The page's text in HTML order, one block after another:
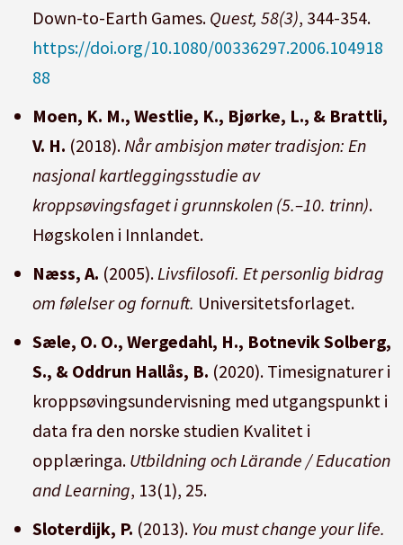
Down-to-Earth Games. Quest, 58(3), 344-354.
https://doi.org/10.1080/00336297.2006.104918
88
Moen, K. M., Westlie, K., Bjørke, L., & Brattli,
V. H. (2018). Når ambisjon møter tradisjon: En
nasjonal kartleggingsstudie av
kroppsøvingsfaget i grunnskolen (5.–10. trinn).
Høgskolen i Innlandet.
Næss, A. (2005). Livsfilosofi. Et personlig bidrag
om følelser og fornuft. Universitetsforlaget.
Sæle, O. O., Wergedahl, H., Botnevik Solberg,
S., & Oddrun Hallås, B. (2020). Timesignaturer i
kroppsøvingsundervisning med utgangspunkt i
data fra den norske studien Kvalitet i
opplæringa. Utbildning och Lärande / Education
and Learning, 13(1), 25.
Sloterdijk, P. (2013). You must change your life.